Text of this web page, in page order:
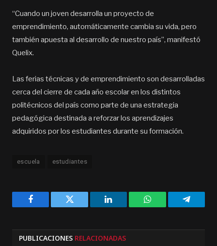
“Cuando un joven desarrolla un proyecto de
emprendimiento, automáticamente cambia su vida, pero
también apuesta al desarrollo de nuestro país”, manifestó
Quelix.
Las ferias técnicas y de emprendimiento son desarrolladas
cerca del cierre de cada año escolar en los distintos
politécnicos del país como parte de una estrategia
pedagógica destinada a reforzar los aprendizajes
adquiridos por los estudiantes durante su formación.
escuela estudiantes
Facebook Twitter LinkedIn WhatsApp
PUBLICACIONES RELACIONADAS